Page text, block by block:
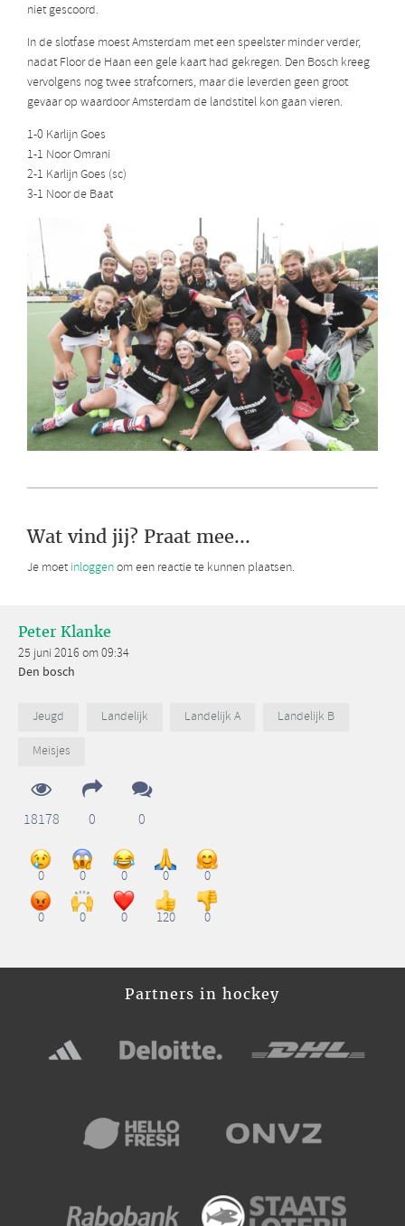
niet gescoord.
In de slotfase moest Amsterdam met een speelster minder verder,
nadat Floor de Haan een gele kaart had gekregen. Den Bosch kreeg
vervolgens nog twee strafcorners, maar die leverden geen groot
gevaar op waardoor Amsterdam de landstitel kon gaan vieren.
1-0 Karlijn Goes
1-1 Noor Omrani
2-1 Karlijn Goes (sc)
3-1 Noor de Baat
Wat vind jij? Praat mee...
Je moet inloggenom een reactie te kunnen plaatsen.
Peter Klanke
25 juni 2016 om 09:34
Den bosch
Jeugd Landelijk Landelijk A
Landelijk B
Meisjes
18178 0 0
0 0 0 0 0
0 0 0 120 0
Partners in hockey